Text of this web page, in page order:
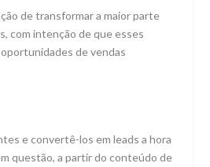
de transformar a maior parte
com intenção de que esses
de vendas
e convertê-los em leads a hora
questão, a partir do conteúdo de